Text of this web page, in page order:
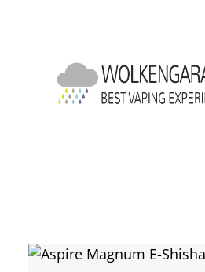
Bildergalerie überspringen